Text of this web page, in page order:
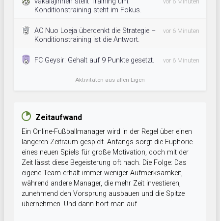
Konditionstraining steht im Fokus.
vor 6 Minuten
AC Nuo Loeja überdenkt die Strategie –
Konditionstraining ist die Antwort.
vor 6 Minuten
FC Geysir: Gehalt auf 9 Punkte gesetzt. vor 6 Minuten
Aktivitäten aus allen Ligen
Zeitaufwand
Ein Online-Fußballmanager wird in der Regel über einen
längeren Zeitraum gespielt. Anfangs sorgt die Euphorie
eines neuen Spiels für große Motivation, doch mit der
Zeit lässt diese Begeisterung oft nach. Die Folge: Das
eigene Team erhält immer weniger Aufmerksamkeit,
während andere Manager, die mehr Zeit investieren,
zunehmend den Vorsprung ausbauen und die Spitze
übernehmen. Und dann hört man auf.